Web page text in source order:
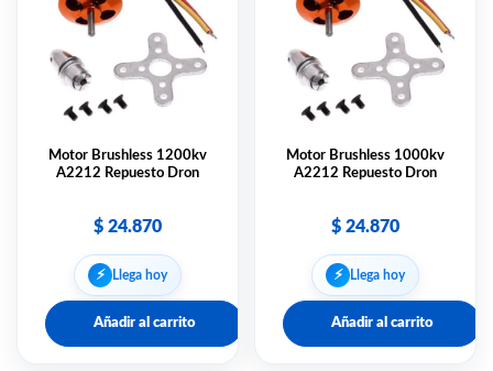
Motor Brushless 1200kv
A2212 Repuesto Dron
$ 24.870
⚡︎ Llega hoy
Añadir al carrito
Motor Brushless 1000kv
A2212 Repuesto Dron
$ 24.870
⚡︎ Llega hoy
Añadir al carrito